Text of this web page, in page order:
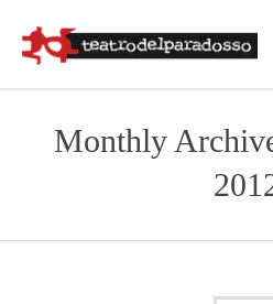
Monthly